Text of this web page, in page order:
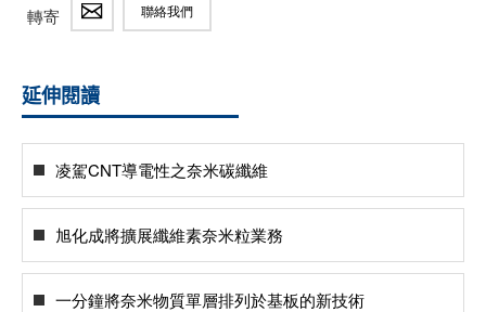
轉寄 聯絡我們
延伸閱讀
凌駕CNT導電性之奈米碳纖維
旭化成將擴展纖維素奈米粒業務
一分鐘將奈米物質單層排列於基板的新技術